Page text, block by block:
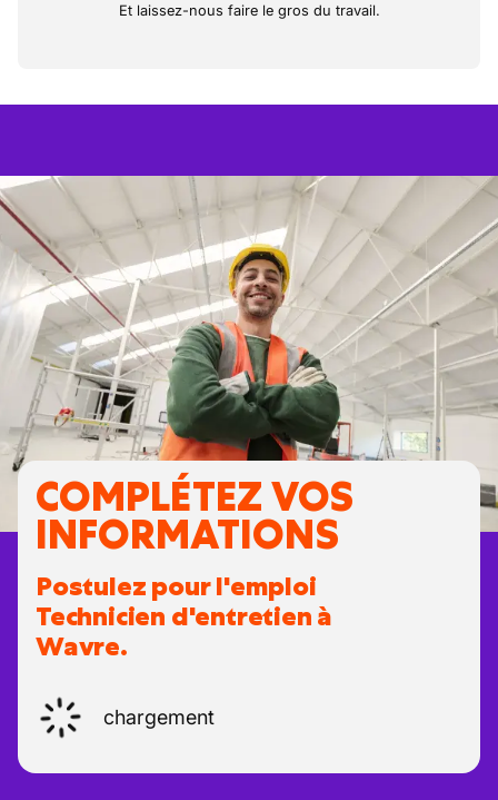
Et laissez-nous faire le gros du travail.
COMPLÉTEZ VOS
INFORMATIONS
Postulez pour l'emploi
Technicien d'entretien à
Wavre.
chargement